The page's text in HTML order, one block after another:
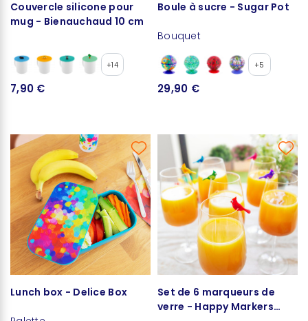
Couvercle silicone pour
mug - Bienauchaud 10 cm
+14
7,90 €
Boule à sucre - Sugar Pot
Bouquet
+5
29,90 €
Lunch box - Delice Box
Set de 6 marqueurs de
verre - Happy Markers